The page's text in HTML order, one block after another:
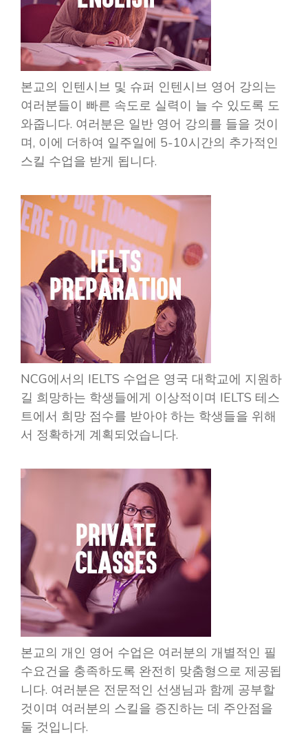
본교의 인텐시브 및 슈퍼 인텐시브 영어 강의는
여러분들이 빠른 속도로 실력이 늘 수 있도록 도
와줍니다. 여러분은 일반 영어 강의를 들을 것이
며, 이에 더하여 일주일에 5-10시간의 추가적인
스킬 수업을 받게 됩니다.
NCG에서의 IELTS 수업은 영국 대학교에 지원하
길 희망하는 학생들에게 이상적이며 IELTS 테스
트에서 희망 점수를 받아야 하는 학생들을 위해
서 정확하게 계획되었습니다.
본교의 개인 영어 수업은 여러분의 개별적인 필
수요건을 충족하도록 완전히 맞춤형으로 제공됩
니다. 여러분은 전문적인 선생님과 함께 공부할
것이며 여러분의 스킬을 증진하는 데 주안점을
둘 것입니다.